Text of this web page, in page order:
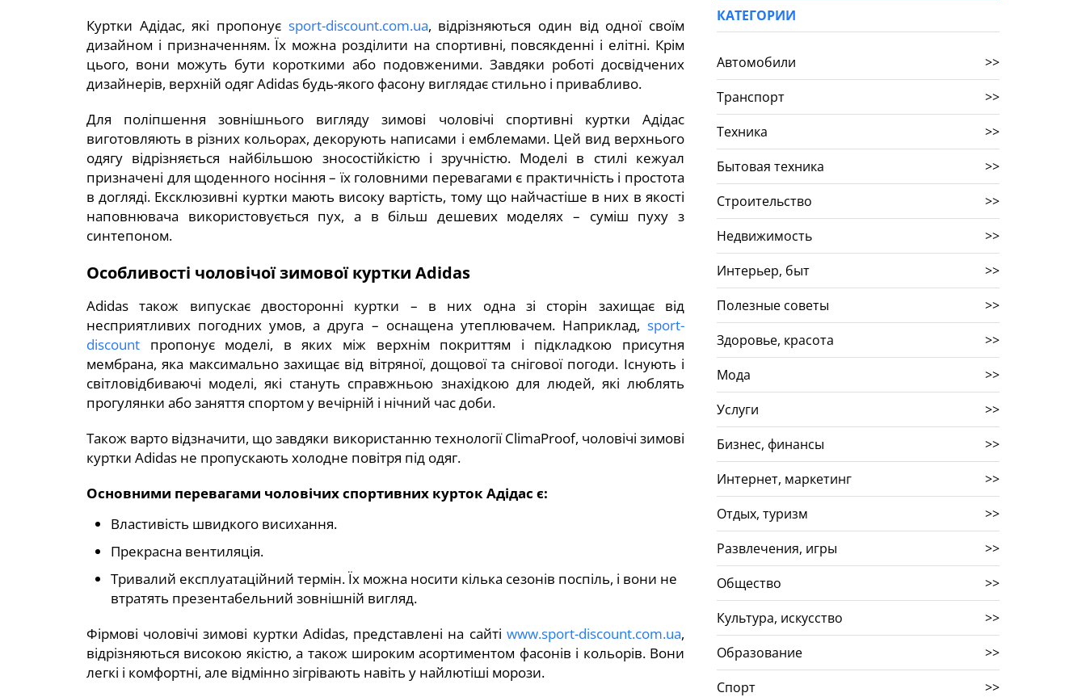
Куртки Адідас, які пропонує sport-discount.com.ua, відрізняються один від одної своїм
дизайном і призначенням. Їх можна розділити на спортивні, повсякденні і елітні. Крім
цього, вони можуть бути короткими або подовженими. Завдяки роботі досвідчених
дизайнерів, верхній одяг Adidas будь-якого фасону виглядає стильно і привабливо.
Для поліпшення зовнішнього вигляду зимові чоловічі спортивні куртки Адідас
виготовляють в різних кольорах, декорують написами і емблемами. Цей вид верхнього
одягу відрізняється найбільшою зносостійкістю і зручністю. Моделі в стилі кежуал
призначені для щоденного носіння – їх головними перевагами є практичність і простота
в догляді. Ексклюзивні куртки мають високу вартість, тому що найчастіше в них в якості
наповнювача використовується пух, а в більш дешевих моделях – суміш пуху з
синтепоном.
Особливості чоловічої зимової куртки Аdidas
Adidas також випускає двосторонні куртки – в них одна зі сторін захищає від
несприятливих погодних умов, а друга – оснащена утеплювачем. Наприклад, sport-
discount пропонує моделі, в яких між верхнім покриттям і підкладкою присутня
мембрана, яка максимально захищає від вітряної, дощової та снігової погоди. Існують і
світловідбиваючі моделі, які стануть справжньою знахідкою для людей, які люблять
прогулянки або заняття спортом у вечірній і нічний час доби.
Також варто відзначити, що завдяки використанню технології ClimaProof, чоловічі зимові
куртки Adidas не пропускають холодне повітря під одяг.
Основними перевагами чоловічих спортивних курток Адідас є:
Властивість швидкого висихання.
Прекрасна вентиляція.
Тривалий експлуатаційний термін. Їх можна носити кілька сезонів поспіль, і вони не
втратять презентабельний зовнішній вигляд.
Фірмові чоловічі зимові куртки Adidas, представлені на сайті www.sport-discount.com.ua,
відрізняються високою якістю, а також широким асортиментом фасонів і кольорів. Вони
легкі і комфортні, але відмінно зігрівають навіть у найлютіші морози.
КАТЕГОРИИ
Автомобили
>>
Транспорт
>>
Техника
>>
Бытовая техника
>>
Строительство
>>
Недвижимость
>>
Интерьер, быт
>>
Полезные советы
>>
Здоровье, красота
>>
Мода
>>
Услуги
>>
Бизнес, финансы
>>
Интернет, маркетинг
>>
Отдых, туризм
>>
Развлечения, игры
>>
Общество
>>
Культура, искусство
>>
Образование
>>
Спорт
>>